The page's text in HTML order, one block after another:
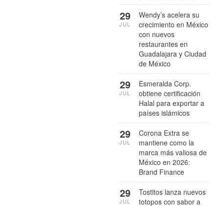
Wendy’s acelera su
crecimiento en México
con nuevos
restaurantes en
Guadalajara y Ciudad
de México
29
JUL
Esmeralda Corp.
obtiene certificación
Halal para exportar a
países islámicos
29
JUL
Corona Extra se
mantiene como la
marca más valiosa de
México en 2026:
Brand Finance
29
JUL
Tostitos lanza nuevos
totopos con sabor a
29
JUL